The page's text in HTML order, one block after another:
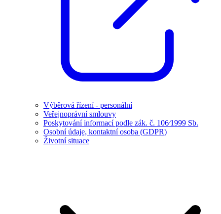
Výběrová řízení - personální
Veřejnoprávní smlouvy
Poskytování informací podle zák. č. 106⁄1999 Sb.
Osobní údaje, kontaktní osoba (GDPR)
Životní situace